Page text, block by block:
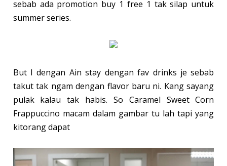
sebab ada promotion buy 1 free 1 tak silap untuk
summer series.
But I dengan Ain stay dengan fav drinks je sebab
takut tak ngam dengan flavor baru ni. Kang sayang
pulak kalau tak habis. So Caramel Sweet Corn
Frappuccino macam dalam gambar tu lah tapi yang
kitorang dapat